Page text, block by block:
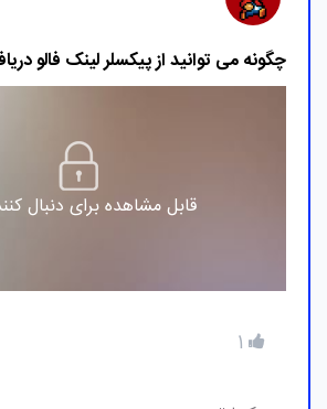
چگونه می توانید از پیکسلر لینک فالو
قابل مشاهده برای دنبال
1